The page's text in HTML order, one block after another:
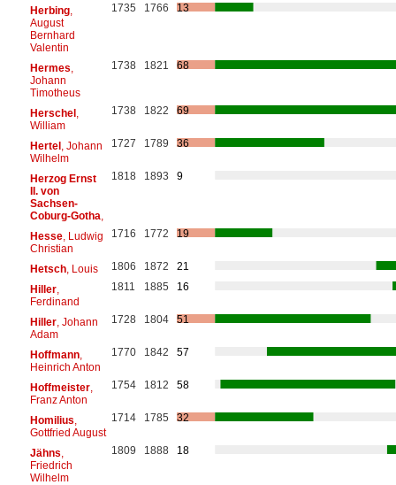
Herbing,
August
Bernhard
Valentin
1735 1766 13
Hermes
Johann
Timotheus
1738 1821 68
Herschel,
William
1738 1822 69
Hertel, Johann
Wilhelm
1727 1789 36
Herzog Ernst
II. von
Sachsen-
Coburg-Gotha
1818 1893 9
Hesse, Ludwig
Christian
1716 1772 19
Hetsch, Louis 1806 1872
21
Hiller,
Ferdinand
1811 1885 16
Hiller, Johann
Adam
1728 1804 51
Hoffmann,
Heinrich Anton
1770 1842 57
Hoffmeister,
Franz Anton
1754 1812 58
Homilius
Gottfried August
1714 1785 32
Jähns
Friedrich
Wilhelm
1809 1888 18